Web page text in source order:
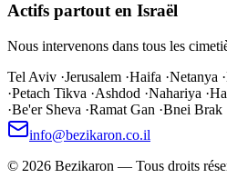
Actifs partout en Israël
Nous intervenons dans tous les
Tel Aviv ·Jerusalem ·Haifa ·Netanya ·
·Petach Tikva ·Ashdod ·Nahariya ·
·Be'er Sheva ·Ramat Gan ·Bnei Brak
info@bezikaron.co.il
© 2026 Bezikaron — Tous droits